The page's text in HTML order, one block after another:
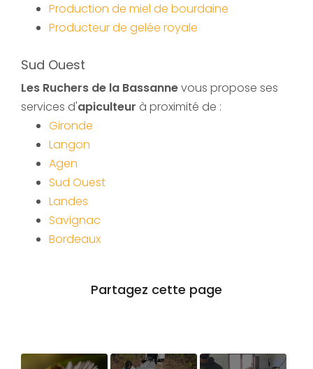
Production de miel de bourdaine
Producteur de gelée royale
Sud Ouest
Les Ruchers de la Bassannevous propose ses
services d'apiculteur à proximité de :
Gironde
Langon
Agen
Sud Ouest
Landes
Savignac
Bordeaux